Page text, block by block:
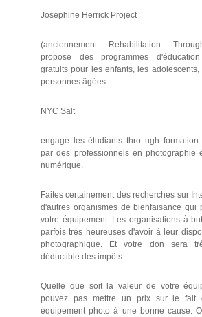
Josephine Herrick Project
(anciennement Rehabilitation
propose des programmes d'éducation
gratuits pour les enfants, les
personnes âgées.
NYC Salt
engage les étudiants thro ugh formation
par des professionnels en photographie
numérique.
Faites certainement des recherches sur
d'autres organismes de bienfaisance qui
votre équipement. Les organisations à
parfois très heureuses d'avoir à leur
photographique. Et votre don sera
déductible des impôts.
Quelle que soit la valeur de votre
pouvez pas mettre un prix sur le fait
équipement photo à une bonne cause.